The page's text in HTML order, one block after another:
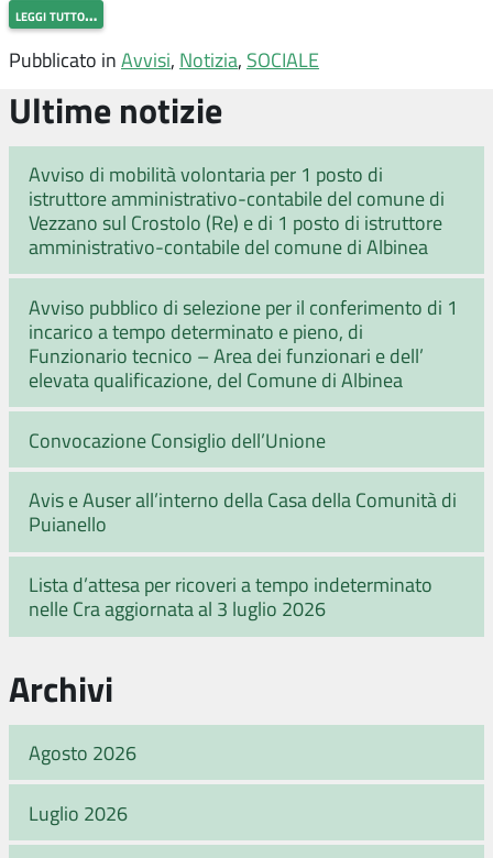
leggi tutto…
Pubblicato in Avvisi, Notizia, SOCIALE
Ultime notizie
Avviso di mobilità volontaria per 1 posto di
istruttore amministrativo-contabile del comune di
Vezzano sul Crostolo (Re) e di 1 posto di istruttore
amministrativo-contabile del comune di Albinea
Avviso pubblico di selezione per il conferimento di 1
incarico a tempo determinato e pieno, di
Funzionario tecnico – Area dei funzionari e dell’
elevata qualificazione, del Comune di Albinea
Convocazione Consiglio dell’Unione
Avis e Auser all’interno della Casa della Comunità di
Puianello
Lista d’attesa per ricoveri a tempo indeterminato
nelle Cra aggiornata al 3 luglio 2026
Archivi
Agosto 2026
Luglio 2026